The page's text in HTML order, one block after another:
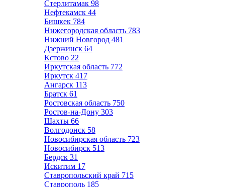
Стерлитамак 98
Нефтекамск 44
Бишкек 784
Нижегородская область 783
Нижний Новгород 481
Дзержинск 64
Кстово 22
Иркутская область 772
Иркутск 417
Ангарск 113
Братск 61
Ростовская область 750
Ростов-на-Дону 303
Шахты 66
Волгодонск 58
Новосибирская область 723
Новосибирск 513
Бердск 31
Искитим 17
Ставропольский край 715
Ставрополь 185